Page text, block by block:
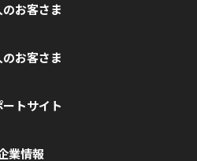
お客さま
お客さま
ートサイト
業情報